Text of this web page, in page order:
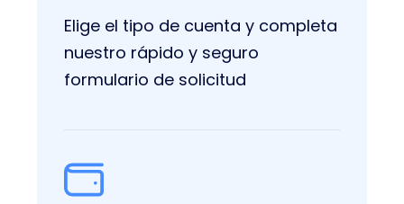
Elige el tipo de cuenta y completa
nuestro rápido y seguro
formulario de solicitud